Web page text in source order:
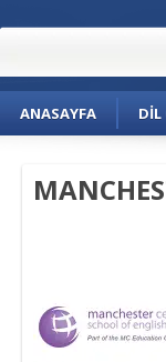
ANASAYFA DIL